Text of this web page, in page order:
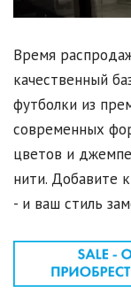
Время
качественный
футболки из
современных
цветов и
нити. Добавите
- и ваш стиль